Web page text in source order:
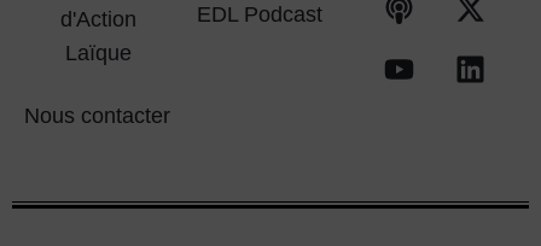
d'Action
Laïque
Nous contacter
EDL Podcast